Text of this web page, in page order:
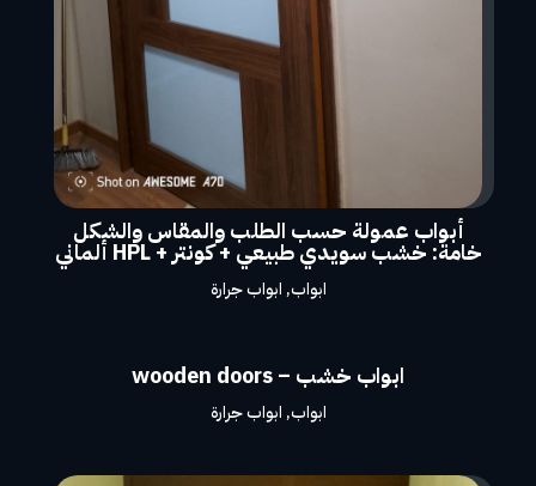
أبواب عمولة حسب الطلب والمقاس والشكل
خامة: خشب سويدي طبيعي + كونتر + HPL ألماني
ابواب,ابواب جرارة
ابواب خشب – wooden doors
ابواب, ابواب جرارة